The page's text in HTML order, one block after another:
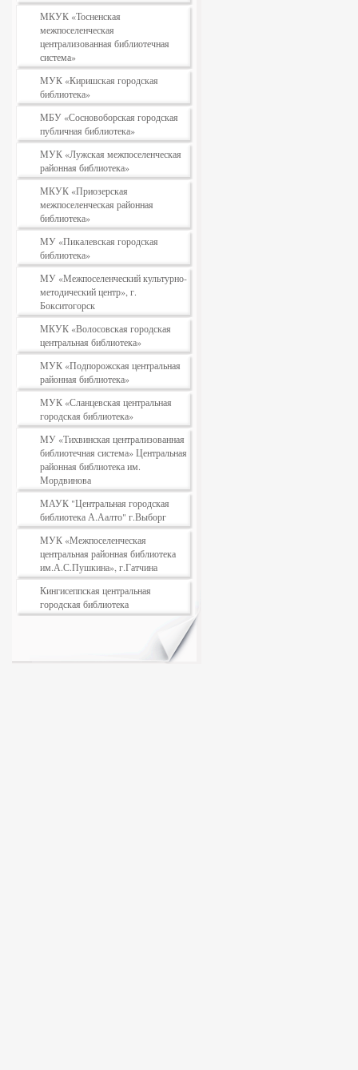
МКУК «Тосненская
межпоселенческая
централизованная библиотечная
система»
МУК «Киришская городская
библиотека»
МБУ «Сосновоборская городская
публичная библиотека»
МУК «Лужская межпоселенческая
районная библиотека»
МКУК «Приозерская
межпоселенческая районная
библиотека»
МУ «Пикалевская городская
библиотека»
МУ «Межпоселенческий культурно-
методический центр», г.
Бокситогорск
МКУК «Волосовская городская
центральная библиотека»
МУК «Подпорожская центральная
районная библиотека»
МУК «Сланцевская центральная
городская библиотека»
МУ «Тихвинская централизованная
библиотечная система» Центральная
районная библиотека им.
Мордвинова
МАУК "Центральная городская
библиотека А.Аалто" г.Выборг
МУК «Межпоселенческая
центральная районная библиотека
им.А.С.Пушкина», г.Гатчина
Кингисеппская центральная
городская библиотека